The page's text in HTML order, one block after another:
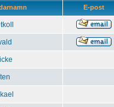
E-post